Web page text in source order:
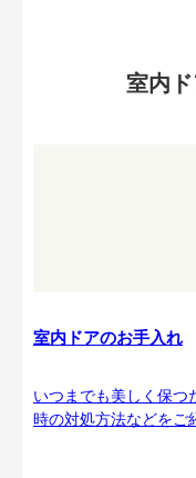
室内
室内ドアのお手入れ
いつまでも美しく保つ
時の対処方法などをご